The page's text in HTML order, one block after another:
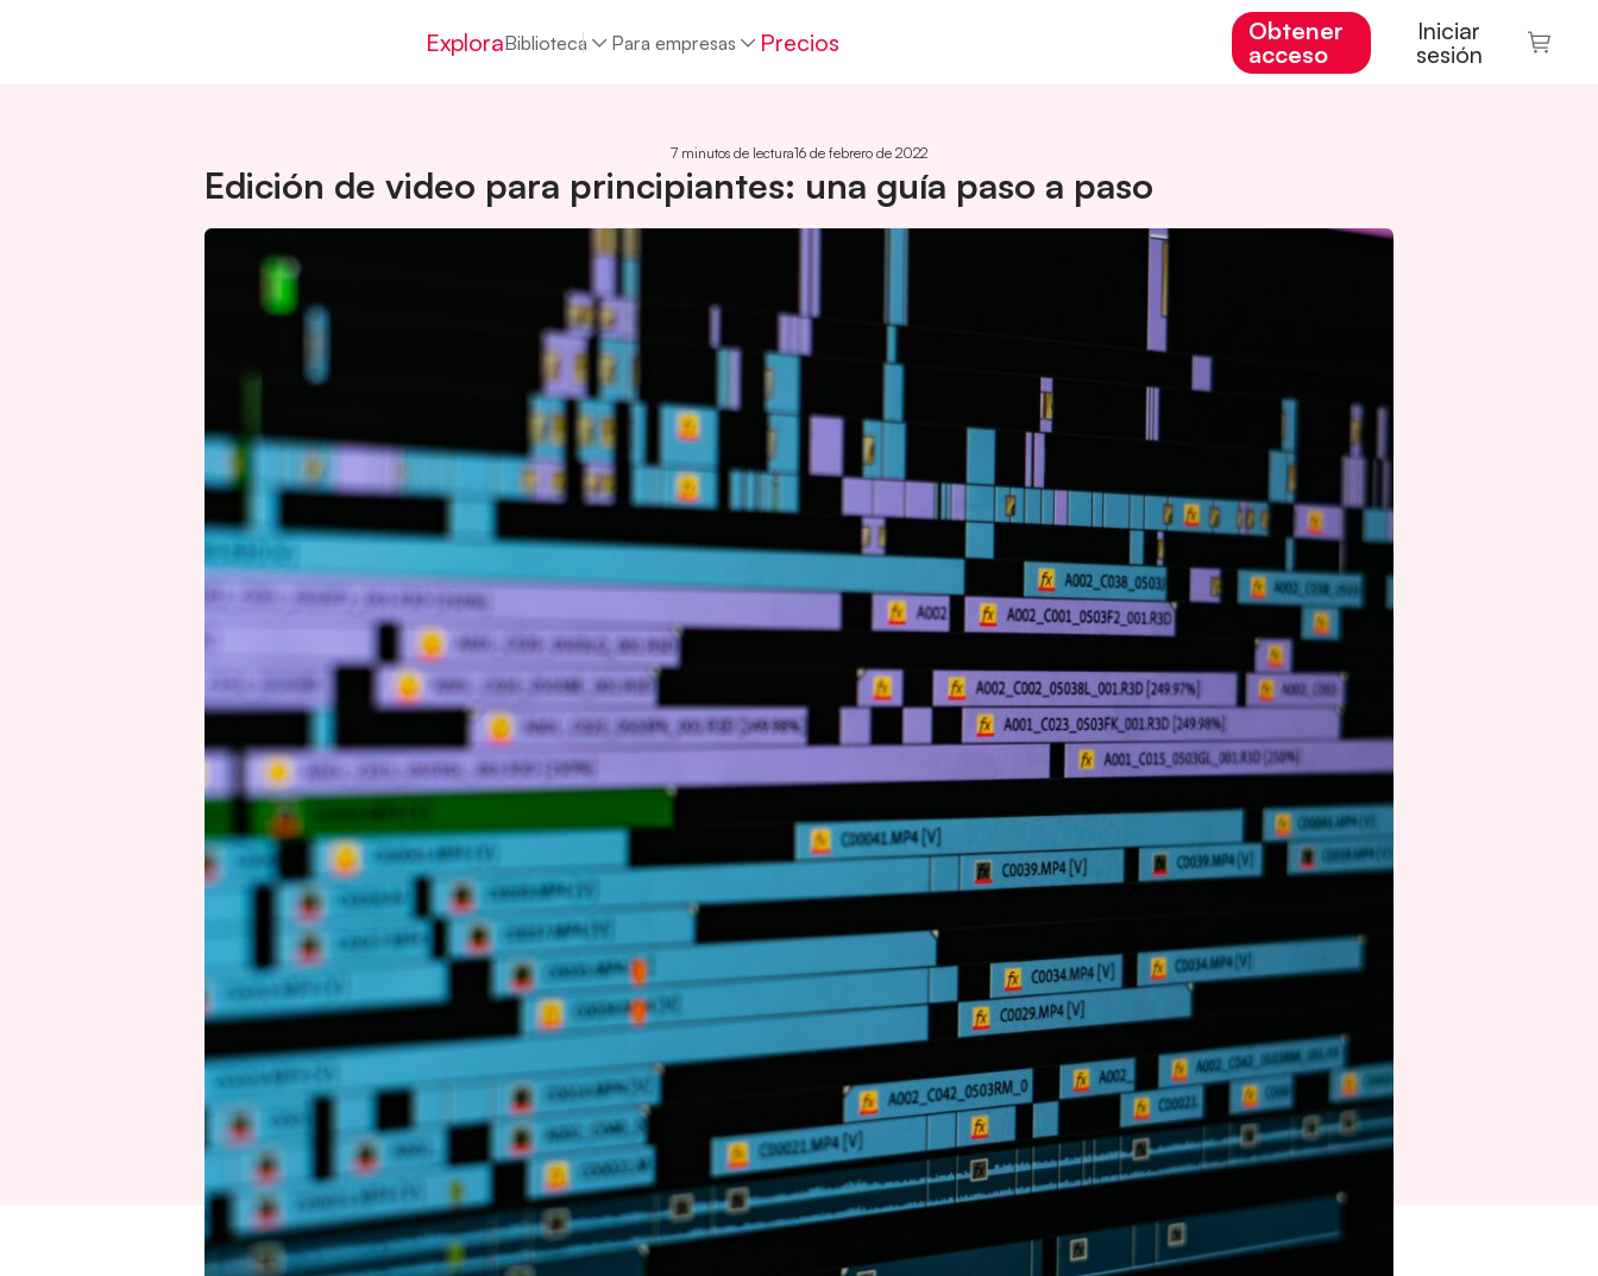
ExploraBiblioteca Para empresas Precios
Obtener
acceso
Iniciar
sesión
7 minutos de lectura16 de febrero de 2022
Edición de video para principiantes: una guía paso a paso